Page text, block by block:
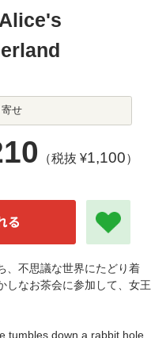
せ
（税抜 ¥1,100）
、不思議な世界にたどり着
しなお茶会に参加して、女王
tumbles down a rabbit hole